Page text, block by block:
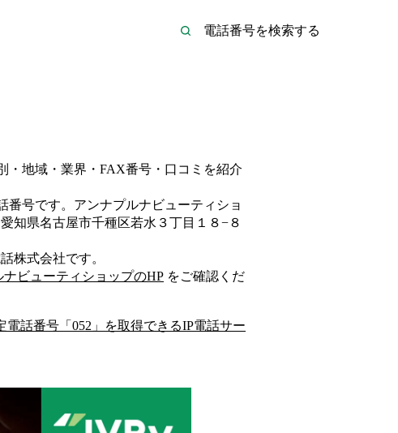
・地域・業界・FAX番号・口コミを紹介
番号です。 アンナプルナビューティショ
知県名古屋市千種区若水３丁目１８−８
株式会社です。
ナビューティショップのHP をご確認くだ
電話番号「 052 」を取得できるIP電話サー